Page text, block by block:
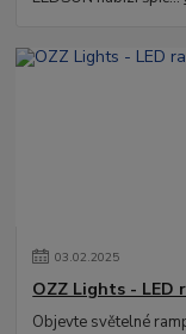
03.02.2025
OZZ Lights - LED
Objevte světelné